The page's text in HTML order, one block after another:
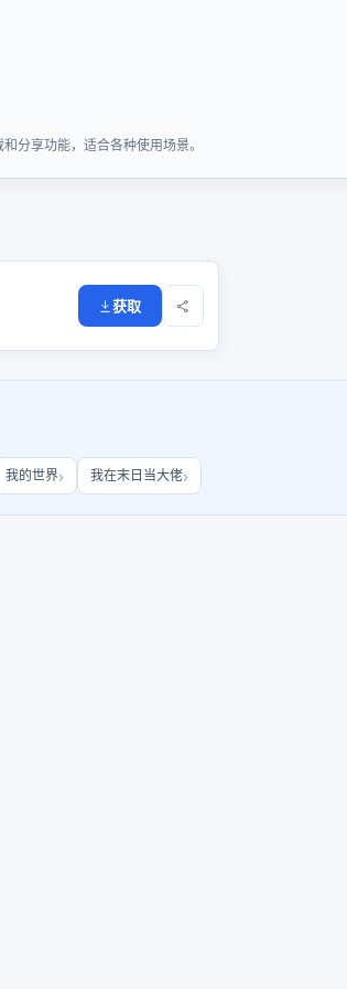
分享功能，适合各种使用场景。
获取
我的世界 我在末日当大佬